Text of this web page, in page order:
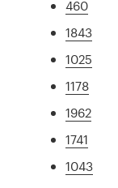
460
1843
1025
1178
1962
1741
1043